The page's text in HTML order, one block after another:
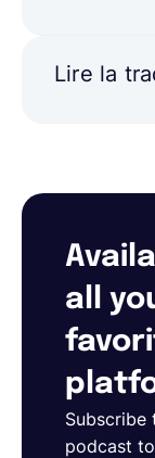
Lire la
all
Subscribe
podcast